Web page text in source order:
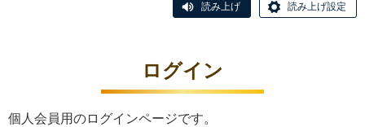
読み上げ 読み上げ設定
ログイン
個人会員用のログインページです。